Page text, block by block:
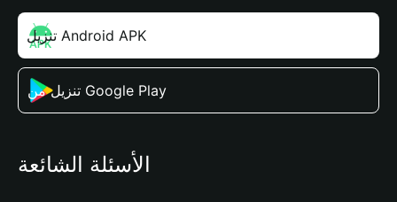
تنزيل Android APK
تنزيل من Google Play
الأسئلة الشائعة